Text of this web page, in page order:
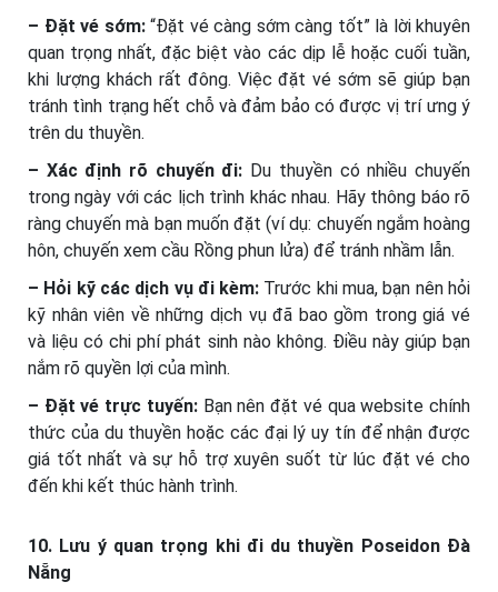
– Đặt vé sớm:“Đặt vé càng sớm càng tốt” là lời khuyên
quan trọng nhất, đặc biệt vào các dịp lễ hoặc cuối tuần,
khi lượng khách rất đông. Việc đặt vé sớm sẽ giúp bạn
tránh tình trạng hết chỗ và đảm bảo có được vị trí ưng ý
trên du thuyền.
– Xác định rõ chuyến đi: Du thuyền có nhiều chuyến
trong ngày với các lịch trình khác nhau. Hãy thông báo rõ
ràng chuyến mà bạn muốn đặt (ví dụ: chuyến ngắm hoàng
hôn, chuyến xem cầu Rồng phun lửa) để tránh nhầm lẫn.
– Hỏi kỹ các dịch vụ đi kèm: Trước khi mua, bạn nên hỏi
kỹ nhân viên về những dịch vụ đã bao gồm trong giá vé
và liệu có chi phí phát sinh nào không. Điều này giúp bạn
nắm rõ quyền lợi của mình.
– Đặt vé trực tuyến:Bạn nên đặt vé qua website chính
thức của du thuyền hoặc các đại lý uy tín để nhận được
giá tốt nhất và sự hỗ trợ xuyên suốt từ lúc đặt vé cho
đến khi kết thúc hành trình.
10. Lưu ý quan trọng khi đi du thuyền Poseidon Đà
Nẵng